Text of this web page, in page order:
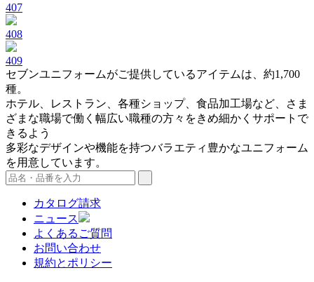
407
408
409
セブンユニフォームがご提供しているアイテムは、約1,700
種。
ホテル、レストラン、各種ショップ、食品加工場など、さま
ざまな職場で働く幅広い職種の方々をきめ細かくサポートで
きるよう
多彩なデザインや機能を持つバラエティ豊かなユニフォーム
を用意しています。
カタログ請求
ニュース
よくあるご質問
お問い合わせ
規約とポリシー